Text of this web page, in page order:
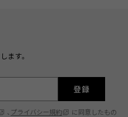
ます。
登録
、 プライバシー規約
に同意したもの